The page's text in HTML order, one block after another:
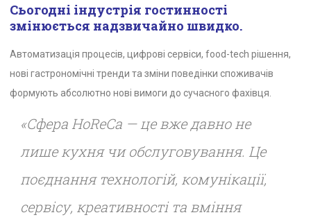
Сьогодні індустрія гостинності
змінюється надзвичайно швидко.
Автоматизація процесів, цифрові сервіси, food-tech рішення,
нові гастрономічні тренди та зміни поведінки споживачів
формують абсолютно нові вимоги до сучасного фахівця.
«Сфера HoReCa — це вже давно не
лише кухня чи обслуговування. Це
поєднання технологій, комунікації,
сервісу, креативності та вміння